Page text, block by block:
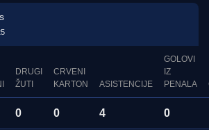
DRUGI
ŽUTI
CRVENI
KARTON
ASISTENCIJE
GOLOVI
IZ
PENALA
0 0 4 0